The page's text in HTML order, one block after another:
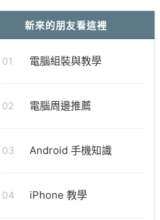
新來的朋友看這裡
01 電腦組裝與教學
02 電腦周邊推薦
03 Android 手機知識
04 iPhone 教學